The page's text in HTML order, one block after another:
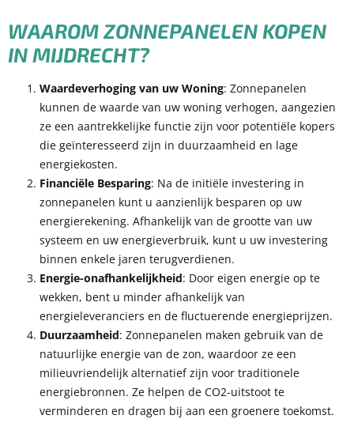
WAAROM ZONNEPANELEN KOPEN
IN MIJDRECHT?
Waardeverhoging van uw Woning: Zonnepanelen
kunnen de waarde van uw woning verhogen, aangezien
ze een aantrekkelijke functie zijn voor potentiële kopers
die geïnteresseerd zijn in duurzaamheid en lage
energiekosten.
Financiële Besparing: Na de initiële investering in
zonnepanelen kunt u aanzienlijk besparen op uw
energierekening. Afhankelijk van de grootte van uw
systeem en uw energieverbruik, kunt u uw investering
binnen enkele jaren terugverdienen.
Energie-onafhankelijkheid: Door eigen energie op te
wekken, bent u minder afhankelijk van
energieleveranciers en de fluctuerende energieprijzen.
Duurzaamheid: Zonnepanelen maken gebruik van de
natuurlijke energie van de zon, waardoor ze een
milieuvriendelijk alternatief zijn voor traditionele
energiebronnen. Ze helpen de CO2-uitstoot te
verminderen en dragen bij aan een groenere toekomst.